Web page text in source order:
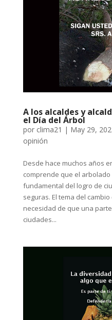
A los alcaldes y
el Día del Árbol
por clima21 | May 29,
opinión
Desde hace muchos años
comprende que el
fundamental del logro de
seguras. El tema del
necesidad de que una
ciudades...